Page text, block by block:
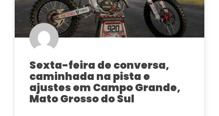
Sexta-feira de conversa,
caminhada na pista e
ajustes em Campo Grande,
Mato Grosso do Sul